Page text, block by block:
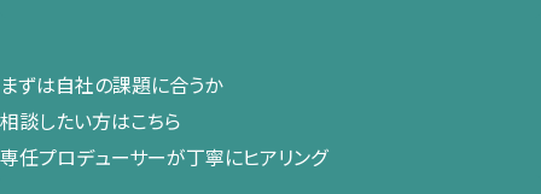
まずは​自社の​課題に​合うか​
相談したい方は​こちら
専任プロデューサーが​丁寧に​ヒアリング